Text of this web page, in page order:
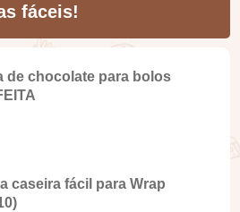
fáceis!
de chocolate para bolos
caseira fácil para Wrap